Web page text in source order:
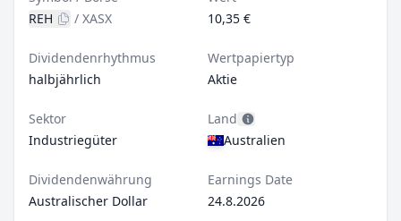
REH
/ XASX
10,35 €
Dividendenrhythmus
halbjährlich
Wertpapiertyp
Aktie
Sektor
Industriegüter
Land
Australien
Dividendenwährung
Australischer Dollar
Earnings Date
24.8.2026